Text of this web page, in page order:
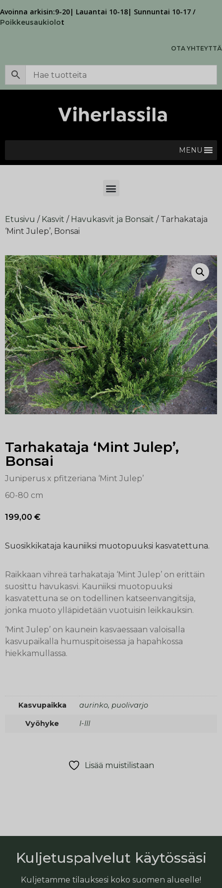
Avoinna arkisin:9-20| Lauantai 10-18| Sunnuntai 10-17 /
Poikkeusaukiolot
OTA YHTEYTTÄ
MENU
Etusivu / Kasvit / Havukasvit ja Bonsait / Tarhakataja
‘Mint Julep’, Bonsai
Tarhakataja ‘Mint Julep’,
Bonsai
Juniperus x pfitzeriana ‘Mint Julep’
60-80 cm
199,00 €
Suosikkikataja kauniiksi muotopuuksi kasvatettuna.
Raikkaan vihreä tarhakataja ‘Mint Julep’ on erittäin
suosittu havukasvi. Kauniiksi muotopuuksi
kasvatettuna se on todellinen katseenvangitsija,
jonka muoto ylläpidetään vuotuisin leikkauksin.
‘Mint Julep’ on kaunein kasvaessaan valoisalla
kasvupaikalla humuspitoisessa ja hapahkossa
hiekkamullassa.
Kasvupaikka aurinko, puolivarjo
Vyöhyke I-III
Lisää muistilistaan
Kuljetuspalvelut käytössäsi
Kuljetamme tilauksesi koko suomen alueelle!